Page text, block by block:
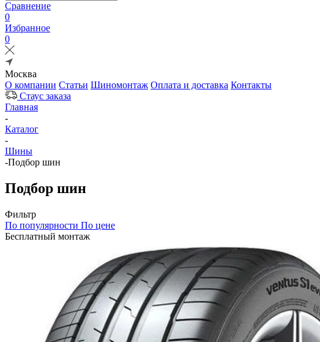
Сравнение
0
Избранное
0
Москва
О компании Статьи Шиномонтаж Оплата и доставка Контакты
Стаус заказа
Главная
-
Каталог
-
Шины
-Подбор шин
Подбор шин
Фильтр
По популярности По цене
Бесплатный монтаж